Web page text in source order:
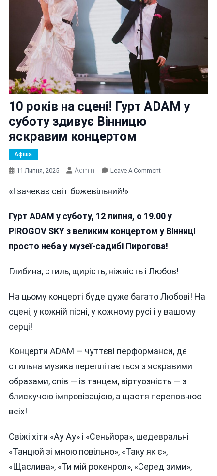
10 років на сцені! Гурт ADAM у
суботу здивує Вінницю
яскравим концертом
Афіша
11 Липня, 2025 Admin Leave A CommentOn
Сцені!
Суботу
Здивує
Яскравим
«І зачекає світ божевільний!»
Гурт ADAM у суботу, 12 липня, о 19.00 у
PIROGOV SKYз великим концертом у Вінниці
просто неба у музеї-садибі Пирогова!
Глибина, стиль, щирість, ніжність і Любов!
На цьому концерті буде дуже багато Любові! На
сцені, у кожній пісні, у кожному русі і у вашому
серці!
Концерти ADAM — чуттєві перформанси, де
стильна музика переплітається з яскравими
образами, спів — із танцем, віртуозність — з
блискучою імпровізацією, а щастя переповнює
всіх!
Свіжі хіти «Ау Ау» і «Сеньйора», шедевральні
«Танцюй зі мною повільно», «Таку як є»,
«Щаслива», «Ти мій рокенрол», «Серед зими»,